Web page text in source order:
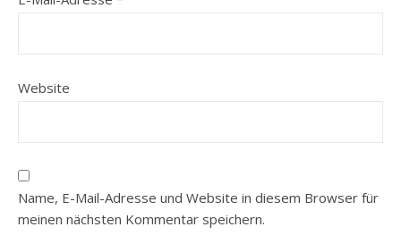
Website
Name, E-Mail-Adresse und Website in diesem Browser für
meinen nächsten Kommentar speichern.